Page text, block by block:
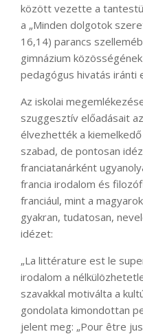
között vezette a
a „Minden dolgotok
16,14) parancs
gimnázium
pedagógus hivatás iránti
Az iskolai
szuggesztív előadásait
élvezhették a
szabad, de pontosan
franciatanárként
francia irodalom és
franciául, mint a
gyakran, tudatosan,
idézet:
„La littérature est le
irodalom a
szavakkal motiválta a
gondolata kimondottan
jelent meg: „Pour être